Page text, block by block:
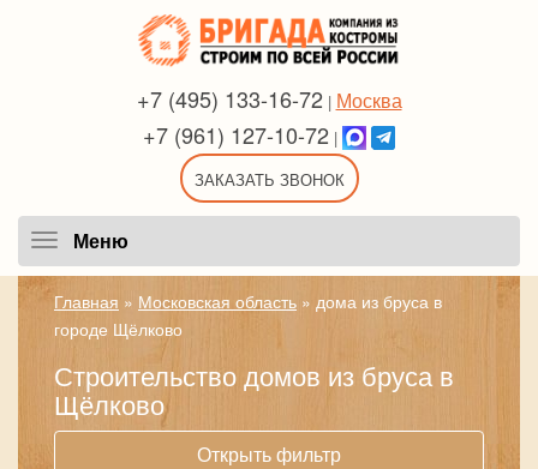
+7 (495) 133-16-72 | Москва
+7 (961) 127-10-72 |
ЗАКАЗАТЬ ЗВОНОК
Меню
Главная » Московская область » дома из бруса в
городе Щёлково
Строительство домов из бруса в
Щёлково
Открыть фильтр